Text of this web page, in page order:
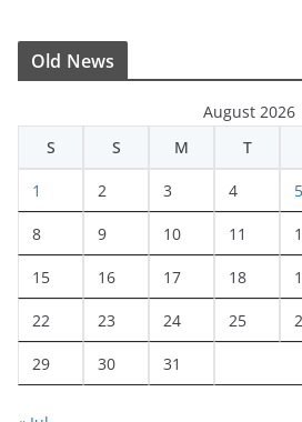
Old News
August 2026
S
S M T
1 2 3 4 5
8 9 10 11
15 16 17 18
22 23 24 25
29 30 31